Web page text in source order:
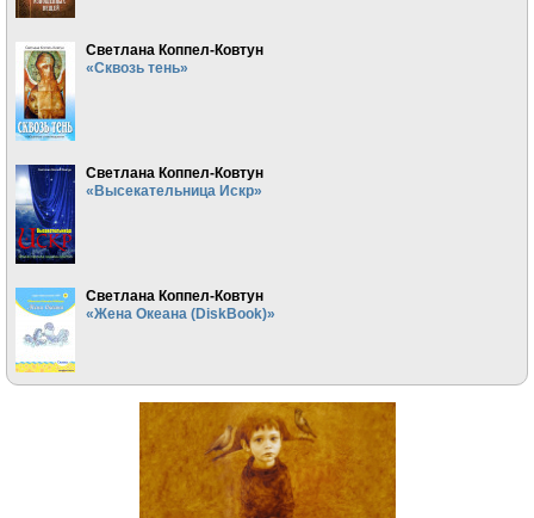
Светлана Коппел-Ковтун
«Сквозь тень»
Светлана Коппел-Ковтун
«Высекательница Искр»
Светлана Коппел-Ковтун
«Жена Океана (DiskBook)»